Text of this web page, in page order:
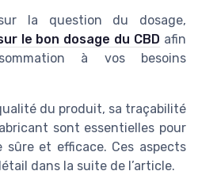
la question du dosage,
le bon dosage du CBD afin
à vos besoins
du produit, sa traçabilité
sont essentielles pour
sûre et efficace. Ces aspects
dans la suite de l’article.